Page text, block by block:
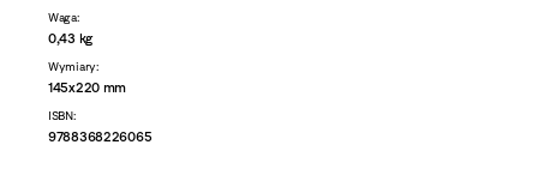
Waga:
0,43 kg
Wymiary:
145x220 mm
ISBN:
9788368226065